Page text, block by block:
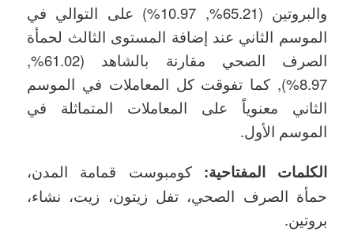
والبروتين (65.21%, 10.97%) على التوالي في
الموسم الثاني عند إضافة المستوى الثالث لحمأة
الصرف الصحي مقارنة بالشاهد (61.02%,
8.97%), كما تفوقت كل المعاملات في الموسم
الثاني معنوياً على المعاملات المتماثلة في
الموسم الأول.
الكلمات المفتاحية:كومبوست قمامة المدن،
حمأة الصرف الصحي، تفل زيتون، زيت، نشاء،
بروتين.